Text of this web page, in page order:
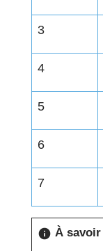
3
4
5
6
7
info À savoir